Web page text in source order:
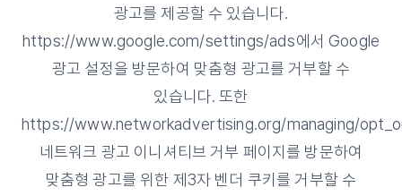
광고를 제공할 수 있습니다.
https://www.google.com/settings/ads에서 Google
광고 설정을 방문하여 맞춤형 광고를 거부할 수
있습니다. 또한
https://www.networkadvertising.org/managing/
네트워크 광고 이니셔티브 거부 페이지를 방문하여
맞춤형 광고를 위한 제3자 벤더 쿠키를 거부할 수